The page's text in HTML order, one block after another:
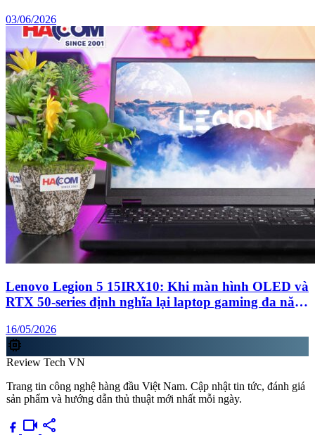
03/06/2026
Lenovo Legion 5 15IRX10: Khi màn hình OLED và
RTX 50-series định nghĩa lại laptop gaming đa năng
16/05/2026
memory
Review Tech VN
Trang tin công nghệ hàng đầu Việt Nam. Cập nhật tin tức, đánh giá
sản phẩm và hướng dẫn thủ thuật mới nhất mỗi ngày.
videocam share